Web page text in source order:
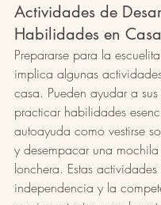
Actividades de
Habilidades en Casa
Prepararse para la
implica algunas
casa. Pueden ayudar a
practicar habilidades
autoayuda como vestirse
y desempacar una
lonchera. Estas
independencia y la